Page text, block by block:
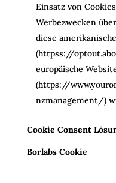
Einsatz von
Werbezwecken
diese
(httpss://
europäische
(https://
nzmanagement/)
Cookie Consent
Borlabs Cookie